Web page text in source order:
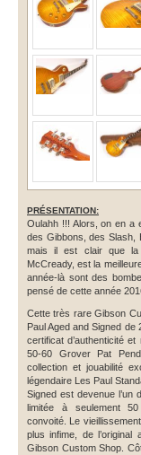
PRÉSENTATION:
Oulahh !!! Alors, on en a
des Gibbons, des Slash,
mais il est clair que la
McCready, est la
année-là sont des
pensé de cette année
Cette très rare Gibson
Paul Aged and Signed
certificat d’authenticité
50-60 Grover Pat
collection et jouabilité
légendaire Les Paul
Signed est devenue l’un
limitée à seulement
convoité. Le
plus infime, de
Gibson Custom Shop.